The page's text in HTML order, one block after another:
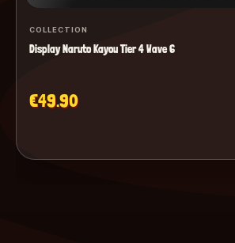
COLLECTION
Display Naruto Kayou Tier 4 Wave 6
€49.90